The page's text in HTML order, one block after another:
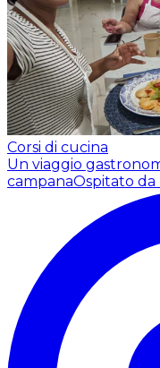
Corsi di cucina
Un viaggio
campanaOspitato da